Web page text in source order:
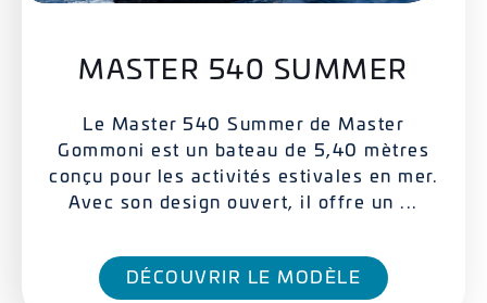
MASTER 540 SUMMER
Le Master 540 Summer de Master
Gommoni est un bateau de 5,40 mètres
conçu pour les activités estivales en mer.
Avec son design ouvert, il offre un ...
DÉCOUVRIR LE MODÈLE